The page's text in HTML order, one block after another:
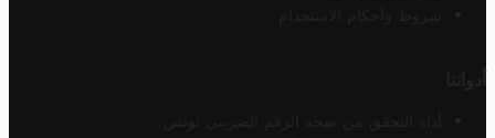
شروط وأحكام الاستخدام
أدواتنا
أداة التحقق من صحة الرقم الضريبي تونس